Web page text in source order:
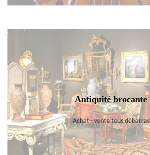
Antiquité brocante
Achat - vente tous débarras